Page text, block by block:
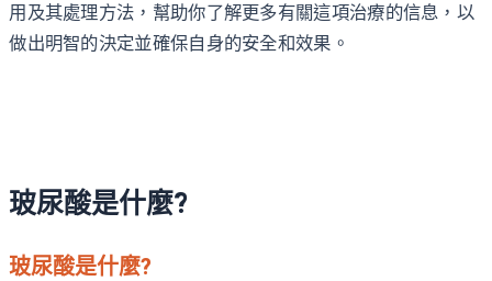
用及其處理方法，幫助你了解更多有關這項治療的信息，以
做出明智的決定並確保自身的安全和效果。
玻尿酸是什麼?
玻尿酸是什麼?